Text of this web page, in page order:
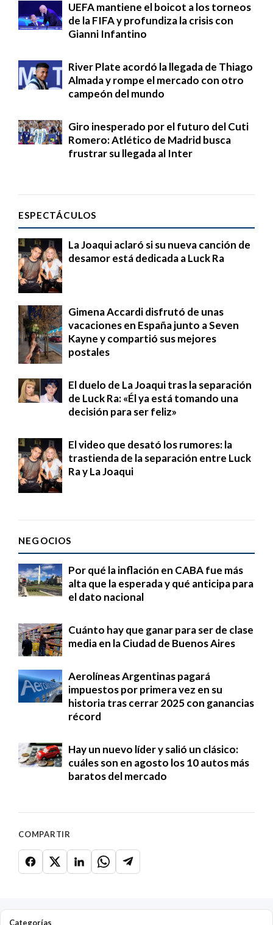
UEFA mantiene el boicot a los torneos
de la FIFA y profundiza la crisis con
Gianni Infantino
River Plate acordó la llegada de Thiago
Almada y rompe el mercado con otro
campeón del mundo
Giro inesperado por el futuro del Cuti
Romero: Atlético de Madrid busca
frustrar su llegada al Inter
ESPECTÁCULOS
La Joaqui aclaró si su nueva canción de
desamor está dedicada a Luck Ra
Gimena Accardi disfrutó de unas
vacaciones en España junto a Seven
Kayne y compartió sus mejores
postales
El duelo de La Joaqui tras la separación
de Luck Ra: «Él ya está tomando una
decisión para ser feliz»
El video que desató los rumores: la
trastienda de la separación entre Luck
Ra y La Joaqui
NEGOCIOS
Por qué la inflación en CABA fue más
alta que la esperada y qué anticipa para
el dato nacional
Cuánto hay que ganar para ser de clase
media en la Ciudad de Buenos Aires
Aerolíneas Argentinas pagará
impuestos por primera vez en su
historia tras cerrar 2025 con ganancias
récord
Hay un nuevo líder y salió un clásico:
cuáles son en agosto los 10 autos más
baratos del mercado
COMPARTIR
Categorías